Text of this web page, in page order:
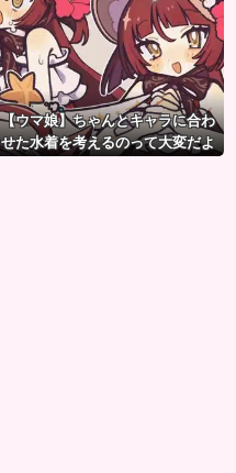
【ウマ娘】ちゃんとキャラに合わ
せた水着を考えるのって大変だよ